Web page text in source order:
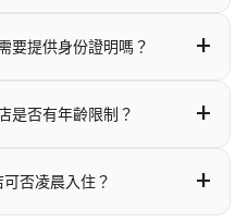
要提供身份證明嗎？ +
是否有年齡限制？ +
否凌晨入住？ +